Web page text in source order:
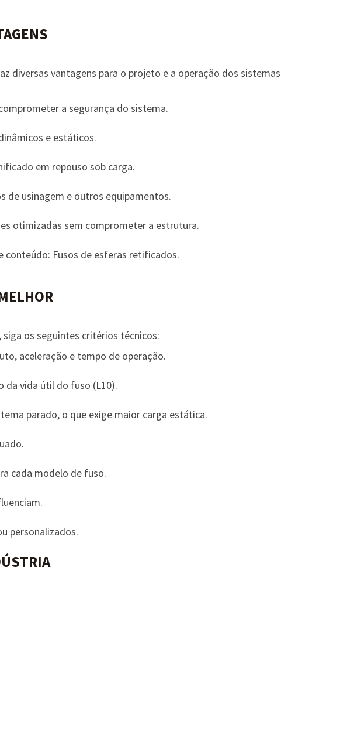
diversas vantagens para o projeto e a operação dos sistemas
a segurança do sistema.
e estáticos.
em repouso sob carga.
de usinagem e outros equipamentos.
otimizadas sem comprometer a estrutura.
conteúdo: Fusos de esferas retificados.
, siga os seguintes critérios técnicos:
aceleração e tempo de operação.
da vida útil do fuso (L10).
parado, o que exige maior carga estática.
cada modelo de fuso.
personalizados.